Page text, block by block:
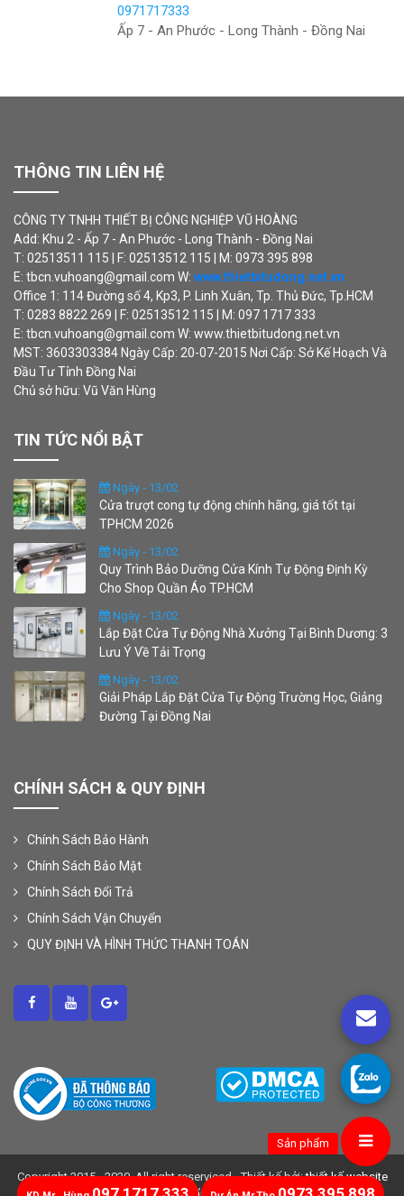
0971717333
Ấp 7 - An Phước - Long Thành - Đồng Nai
THÔNG TIN LIÊN HỆ
CÔNG TY TNHH THIẾT BỊ CÔNG NGHIỆP VŨ HOÀNG
Add: Khu 2 - Ấp 7 - An Phước - Long Thành - Đồng Nai
T: 02513511 115 | F: 02513512 115 | M: 0973 395 898
E: tbcn.vuhoang@gmail.com W: www.thietbitudong.net.vn
Office 1: 114 Đường số 4, Kp3, P. Linh Xuân, Tp. Thủ Đức, Tp.HCM
T: 0283 8822 269 | F: 02513512 115 | M: 097 1717 333
E: tbcn.vuhoang@gmail.com W: www.thietbitudong.net.vn
MST: 3603303384 Ngày Cấp: 20-07-2015 Nơi Cấp: Sở Kế Hoạch Và
Đầu Tư Tỉnh Đồng Nai
Chủ sở hữu: Vũ Văn Hùng
TIN TỨC NỔI BẬT
Ngày - 13/02
Cửa trượt cong tự động chính hãng, giá tốt tại
TPHCM 2026
Ngày - 13/02
Quy Trình Bảo Dưỡng Cửa Kính Tự Động Định Kỳ
Cho Shop Quần Áo TP.HCM
Ngày - 13/02
Lắp Đặt Cửa Tự Động Nhà Xưởng Tại Bình Dương: 3
Lưu Ý Về Tải Trọng
Ngày - 13/02
Giải Pháp Lắp Đặt Cửa Tự Động Trường Học, Giảng
Đường Tại Đồng Nai
CHÍNH SÁCH & QUY ĐỊNH
Chính Sách Bảo Hành
Chính Sách Bảo Mật
Chính Sách Đổi Trả
Chính Sách Vận Chuyển
QUY ĐỊNH VÀ HÌNH THỨC THANH TOÁN
Copyright 2015 - 2020, All right reserviced - Thiết kế bởi:thiết kế website
Sản phẩm